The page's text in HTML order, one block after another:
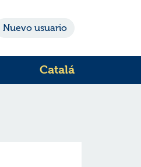
Nuevo usuario
Catalá